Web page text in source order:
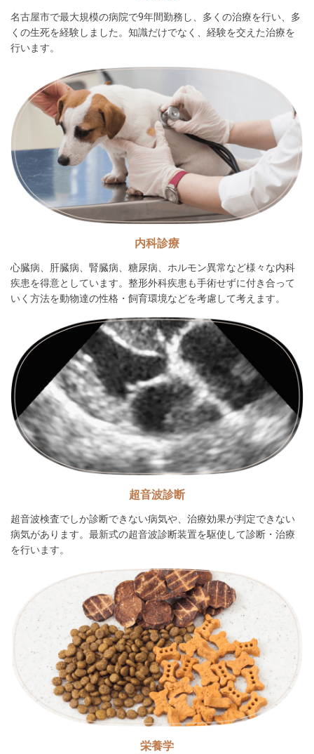
名古屋市で最大規模の病院で9年間勤務し、多くの治療を行い、多
くの生死を経験しました。知識だけでなく、経験を交えた治療を
行います。
内科診療
心臓病、肝臓病、腎臓病、糖尿病、ホルモン異常など様々な内科
疾患を得意としています。整形外科疾患も手術せずに付き合って
いく方法を動物達の性格・飼育環境などを考慮して考えます。
超音波診断
超音波検査でしか診断できない病気や、治療効果が判定できない
病気があります。最新式の超音波診断装置を駆使して診断・治療
を行います。
栄養学